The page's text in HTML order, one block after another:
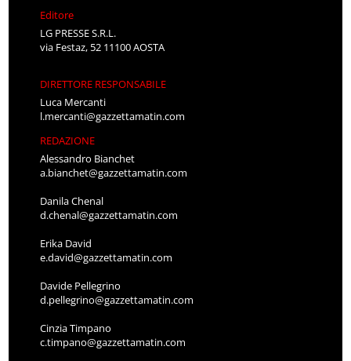
Editore
LG PRESSE S.R.L.
via Festaz, 52 11100 AOSTA
DIRETTORE RESPONSABILE
Luca Mercanti
l.mercanti@gazzettamatin.com
REDAZIONE
Alessandro Bianchet
a.bianchet@gazzettamatin.com
Danila Chenal
d.chenal@gazzettamatin.com
Erika David
e.david@gazzettamatin.com
Davide Pellegrino
d.pellegrino@gazzettamatin.com
Cinzia Timpano
c.timpano@gazzettamatin.com